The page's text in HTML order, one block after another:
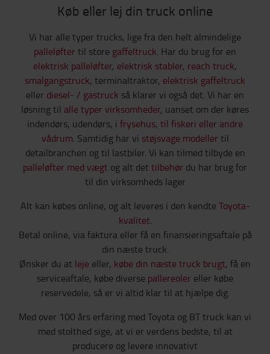
Køb eller lej din truck online
Vi har alle typer trucks, lige fra den helt almindelige
palleløfter til store gaffeltruck. Har du brug for en
elektrisk palleløfter, elektrisk stabler, reach truck,
smalgangstruck, terminaltraktor, elektrisk gaffeltruck
eller diesel- / gastruck så klarer vi også det. Vi har en
løsning til alle typer virksomheder, uanset om der køres
indendørs, udendørs, i frysehus, til fiskeri eller andre
vådrum. Samtidig har vi støjsvage modeller til
detailbranchen og til lastbiler. Vi kan tilmed tilbyde en
palleløfter med vægt og alt det tilbehør du har brug for
til din virksomheds lager
Alt kan købes online, og alt leveres i den kendte Toyota-
kvalitet.
Betal online, via faktura eller få en finansieringsaftale på
din næste truck.
Ønsker du at leje eller, købe din næste truck brugt, få en
serviceaftale, købe diverse pallereoler eller købe
reservedele, så er vi altid klar til at hjælpe dig.
Med over 100 års erfaring med Toyota og BT truck kan vi
med stolthed sige, at vi er verdens bedste, til at
producere og levere innovativt